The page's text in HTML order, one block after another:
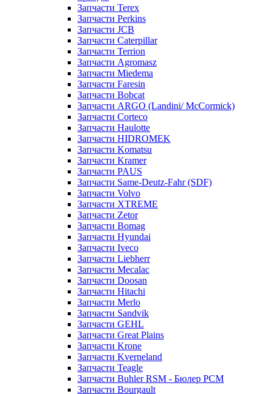
Запчасти Terex
Запчасти Perkins
Запчасти JCB
Запчасти Caterpillar
Запчасти Terrion
Запчасти Agromasz
Запчасти Miedema
Запчасти Faresin
Запчасти Bobcat
Запчасти ARGO (Landini/ McCormick)
Запчасти Corteco
Запчасти Haulotte
Запчасти HIDROMEK
Запчасти Komatsu
Запчасти Kramer
Запчасти PAUS
Запчасти Same-Deutz-Fahr (SDF)
Запчасти Volvo
Запчасти XTREME
Запчасти Zetor
Запчасти Bomag
Запчасти Hyundai
Запчасти Iveco
Запчасти Liebherr
Запчасти Mecalac
Запчасти Doosan
Запчасти Hitachi
Запчасти Merlo
Запчасти Sandvik
Запчасти GEHL
Запчасти Great Plains
Запчасти Krone
Запчасти Kverneland
Запчасти Teagle
Запчасти Buhler RSM - Бюлер РСМ
Запчасти Bourgault